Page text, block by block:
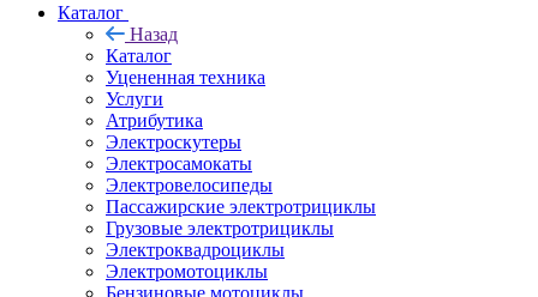
Каталог
Назад
Каталог
Уцененная техника
Услуги
Атрибутика
Электроскутеры
Электросамокаты
Электровелосипеды
Пассажирские электротрициклы
Грузовые электротрициклы
Электроквадроциклы
Электромотоциклы
Бензиновые мотоциклы